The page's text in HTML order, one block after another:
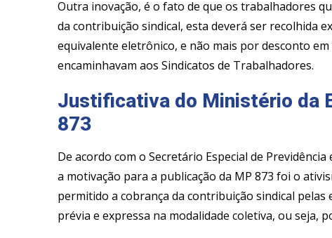
Outra inovação, é o fato de que os trabalhadores
da contribuição sindical, esta deverá ser recolhida
equivalente eletrônico, e não mais por desconto
encaminhavam aos Sindicatos de Trabalhadores.
Justificativa do Ministério da
873
De acordo com o Secretário Especial de
a motivação para a publicação da MP 873 foi o
permitido a cobrança da contribuição sindical
prévia e expressa na modalidade coletiva, ou seja,